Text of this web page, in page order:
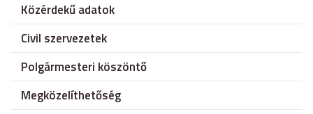
Közérdekű adatok
Civil szervezetek
Polgármesteri köszöntő
Megközelíthetőség